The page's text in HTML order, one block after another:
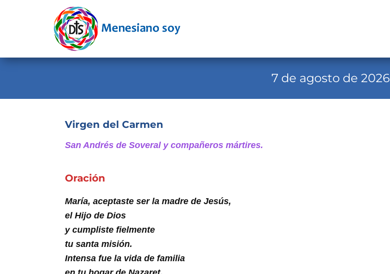
Calendario
Novena
Familia Menesiana
7 de agosto de 2026
Virgen del Carmen
San Andrés de Soveral y compañeros mártires.
Oración
María, aceptaste ser la madre de Jesús,
el Hijo de Dios
y cumpliste fielmente
tu santa misión.
Intensa fue la vida de familia